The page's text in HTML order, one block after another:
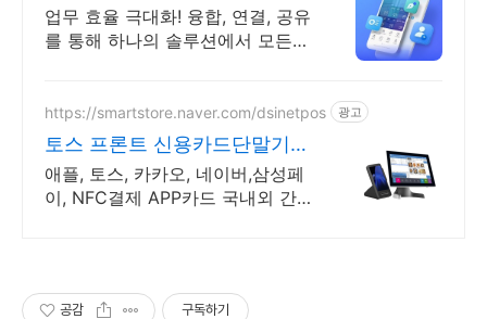
혁신의 완성
업무 효율 극대화! 융합, 연결, 공유
를 통해 하나의 솔루션에서 모든
https://smartstore.naver.com/dsinetpos 광고
토스 프론트 신용카드단말기
토스 QR테이블 오더 무료
애플, 토스, 카카오, 네이버,삼성페
이, NFC결제 APP카드 국내외 간
공감 구독하기